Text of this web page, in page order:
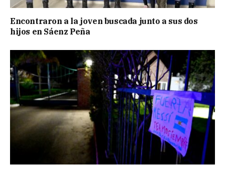
Encontraron a la joven buscada junto a sus dos
hijos en Sáenz Peña